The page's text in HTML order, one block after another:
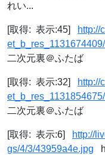
れい...
[取得: 表示:45]
http://
二次元裏＠ふたば
[取得: 表示:32]
http://
二次元裏＠ふたば
[取得: 表示:6]
http://
gs/4/3/43959a4e.jpg